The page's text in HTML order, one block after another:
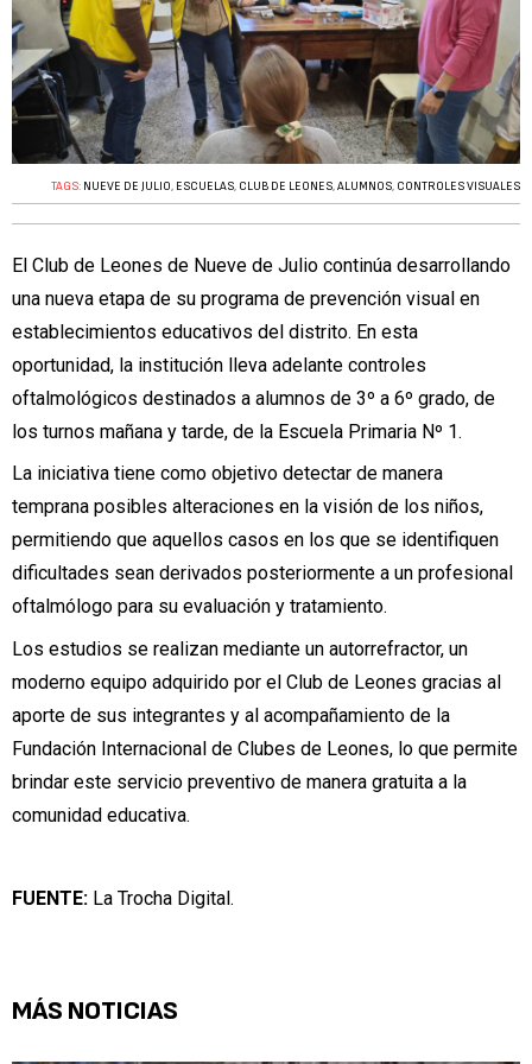
TAGS: NUEVE DE JULIO, ESCUELAS, CLUB DE LEONES,ALUMNOS, CONTROLES VISUALES
El Club de Leones de Nueve de Julio continúa desarrollando
una nueva etapa de su programa de prevención visual en
establecimientos educativos del distrito. En esta
oportunidad, la institución lleva adelante controles
oftalmológicos destinados a alumnos de 3º a 6º grado, de
los turnos mañana y tarde, de la Escuela Primaria Nº 1.
La iniciativa tiene como objetivo detectar de manera
temprana posibles alteraciones en la visión de los niños,
permitiendo que aquellos casos en los que se identifiquen
dificultades sean derivados posteriormente a un profesional
oftalmólogo para su evaluación y tratamiento.
Los estudios se realizan mediante un autorrefractor, un
moderno equipo adquirido por el Club de Leones gracias al
aporte de sus integrantes y al acompañamiento de la
Fundación Internacional de Clubes de Leones, lo que permite
brindar este servicio preventivo de manera gratuita a la
comunidad educativa.
FUENTE: La Trocha Digital.
MÁS NOTICIAS